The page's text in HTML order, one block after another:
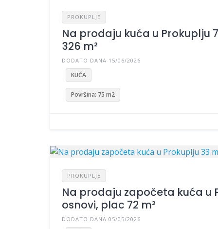
PROKUPLJE
Na prodaju kuća u Prokuplju
326 m²
DODATO DANA 15/06/2026
KUĆA
Površina: 75 m2
PROKUPLJE
Na prodaju započeta kuća u
osnovi, plac 72 m²
DODATO DANA 05/05/2026